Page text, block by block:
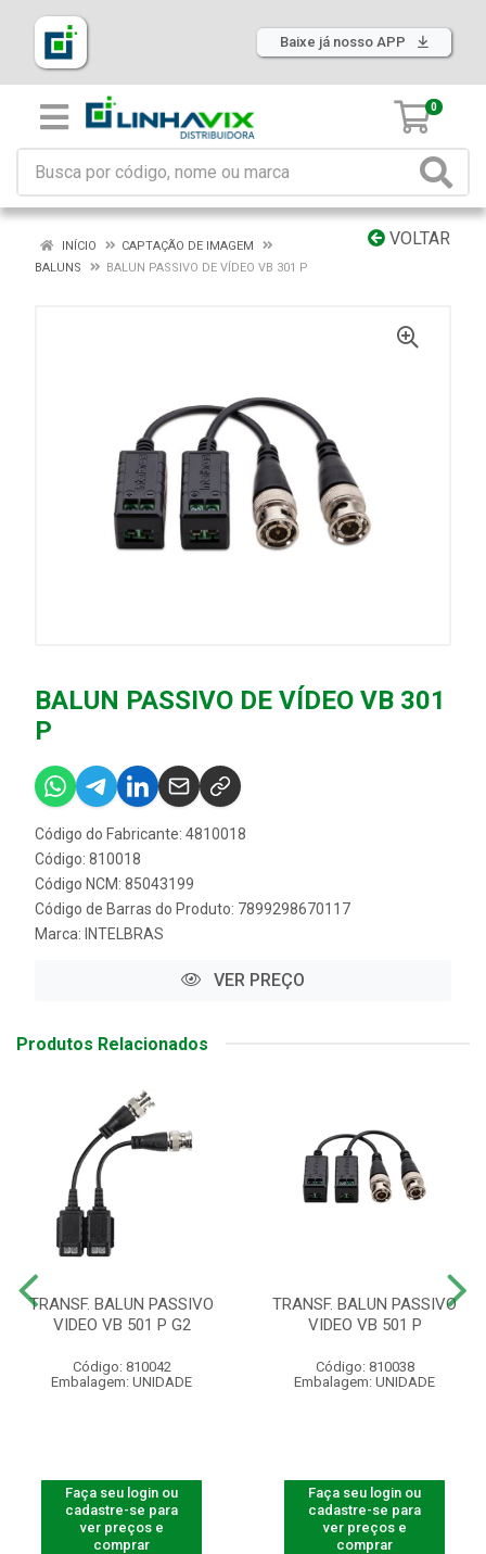
Baixe já nosso APP
0
VOLTAR
INÍCIO
CAPTAÇÃO DE IMAGEM
BALUNS
BALUN PASSIVO DE VÍDEO VB 301 P
BALUN PASSIVO DE VÍDEO VB 301
P
Código do Fabricante: 4810018
Código: 810018
Código NCM: 85043199
Código de Barras do Produto: 7899298670117
Marca: INTELBRAS
VER PREÇO
Produtos Relacionados
TRANSF. BALUN PASSIVO
VIDEO VB 501 P G2
Código: 810042
Embalagem: UNIDADE
Faça seu login ou
cadastre-se para
ver preços e
comprar
TRANSF. BALUN PASSIVO
VIDEO VB 501 P
Código: 810038
Embalagem: UNIDADE
Faça seu login ou
cadastre-se para
ver preços e
comprar